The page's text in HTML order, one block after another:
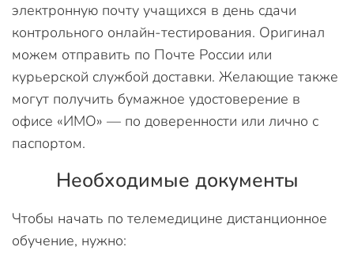
электронную почту учащихся в день сдачи
контрольного онлайн-тестирования. Оригинал
можем отправить по Почте России или
курьерской службой доставки. Желающие также
могут получить бумажное удостоверение в
офисе «ИМО» — по доверенности или лично с
паспортом.
Необходимые документы
Чтобы начать по телемедицине дистанционное
обучение, нужно: